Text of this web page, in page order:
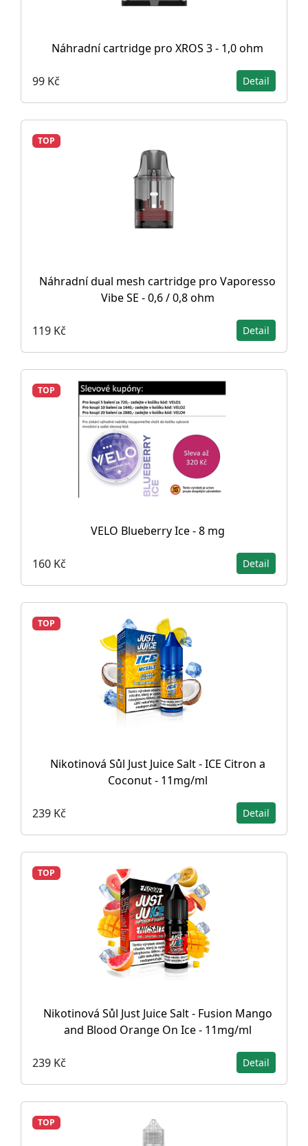
Náhradní cartridge pro XROS 3 - 1,0 ohm
99 Kč Detail
TOP
Náhradní dual mesh cartridge pro Vaporesso
Vibe SE - 0,6 / 0,8 ohm
119 Kč Detail
TOP
VELO Blueberry Ice - 8 mg
160 Kč Detail
TOP
Nikotinová Sůl Just Juice Salt - ICE Citron a
Coconut - 11mg/ml
239 Kč Detail
TOP
Nikotinová Sůl Just Juice Salt - Fusion Mango
and Blood Orange On Ice - 11mg/ml
239 Kč Detail
TOP